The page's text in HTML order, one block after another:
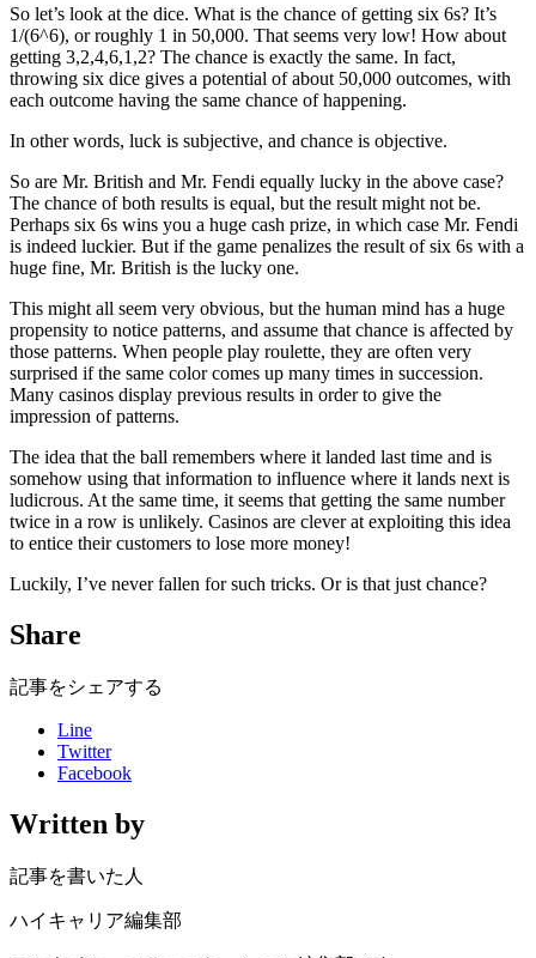
So let’s look at the dice. What is the chance of getting six 6s? It’s
1/(6^6), or roughly 1 in 50,000. That seems very low! How about
getting 3,2,4,6,1,2? The chance is exactly the same. In fact,
throwing six dice gives a potential of about 50,000 outcomes, with
each outcome having the same chance of happening.
In other words, luck is subjective, and chance is objective.
So are Mr. British and Mr. Fendi equally lucky in the above case?
The chance of both results is equal, but the result might not be.
Perhaps six 6s wins you a huge cash prize, in which case Mr. Fendi
is indeed luckier. But if the game penalizes the result of six 6s with a
huge fine, Mr. British is the lucky one.
This might all seem very obvious, but the human mind has a huge
propensity to notice patterns, and assume that chance is affected by
those patterns. When people play roulette, they are often very
surprised if the same color comes up many times in succession.
Many casinos display previous results in order to give the
impression of patterns.
The idea that the ball remembers where it landed last time and is
somehow using that information to influence where it lands next is
ludicrous. At the same time, it seems that getting the same number
twice in a row is unlikely. Casinos are clever at exploiting this idea
to entice their customers to lose more money!
Luckily, I’ve never fallen for such tricks. Or is that just chance?
Share
記事をシェアする
Line
Twitter
Facebook
Written by
記事を書いた人
ハイキャリア編集部